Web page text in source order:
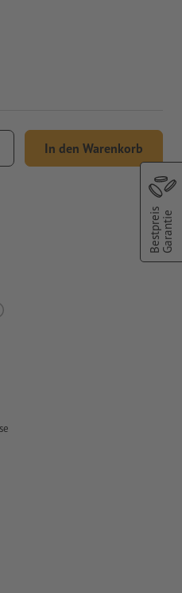
In den Warenkorb
BestpreisGarantie